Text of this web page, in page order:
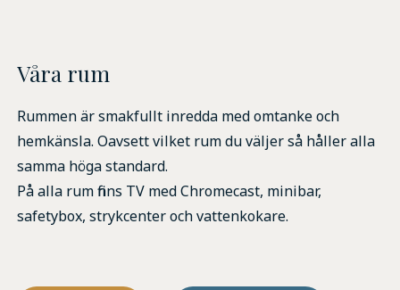
Våra rum
Rummen är smakfullt inredda med omtanke och
hemkänsla. Oavsett vilket rum du väljer så håller alla
samma höga standard.
På alla rum finns TV med Chromecast, minibar,
safetybox, strykcenter och vattenkokare.